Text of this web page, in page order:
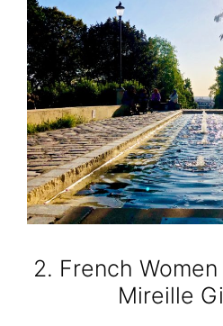
2. French Women
Mireille